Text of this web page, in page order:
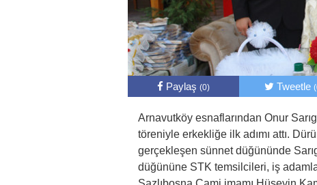
Paylaş (0) Tweetle
Arnavutköy esnaflarından Onur
töreniyle erkekliğe ilk adımı attı.
gerçekleşen sünnet düğününde
düğününe STK temsilcileri, iş